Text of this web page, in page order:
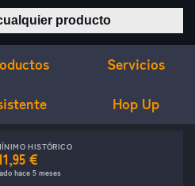
Buscar productos
Servicios
Hop Up
HISTÓRICO
€
hace 5 meses